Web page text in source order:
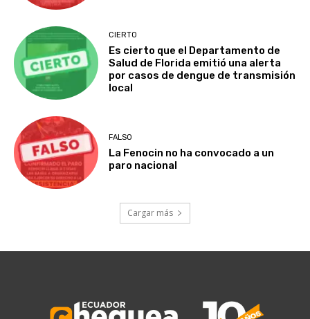
CIERTO
Es cierto que el Departamento de
Salud de Florida emitió una alerta
por casos de dengue de transmisión
local
FALSO
La Fenocin no ha convocado a un
paro nacional
Cargar más